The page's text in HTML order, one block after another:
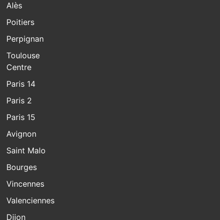
Alès
Poitiers
Perpignan
Toulouse
Centre
Paris 14
Paris 2
Paris 15
Avignon
Saint Malo
Bourges
Vincennes
Valenciennes
Dijon